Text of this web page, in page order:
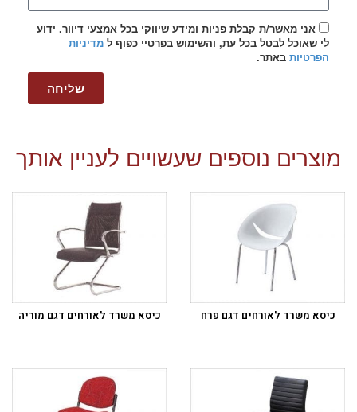
אני מאשר/ת קבלת פניות ומידע שיווקי בכל אמצעי דיוור. ידוע
לי שאוכל לבטל בכל עת, והשימוש בפרטיי כפוף ל מדיניות
הפרטיות באתר.
שליחה
מוצרים נוספים שעשויים לעניין אותך
כיסא משרד לאורחים דגם פרח כיסא משרד לאורחים דגם מוריה